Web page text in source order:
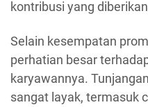
kontribusi yang
Selain kesempatan
perhatian besar
karyawannya.
sangat layak, termasuk